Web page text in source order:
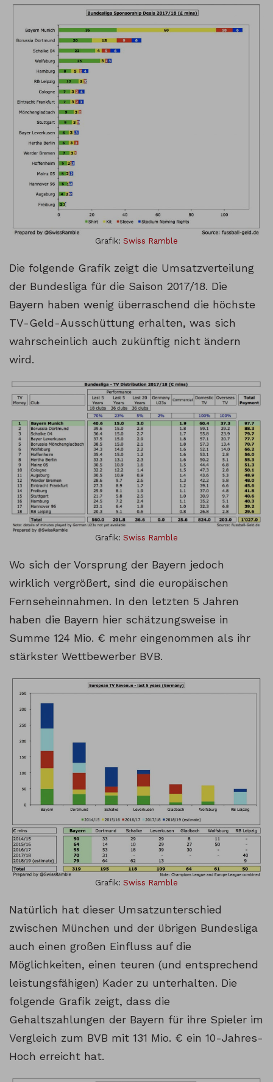
Grafik: Swiss Ramble
Die folgende Grafik zeigt die Umsatzverteilung
der Bundesliga für die Saison 2017/18. Die
Bayern haben wenig überraschend die höchste
TV-Geld-Ausschüttung erhalten, was sich
wahrscheinlich auch zukünftig nicht ändern
wird.
Grafik: Swiss Ramble
Wo sich der Vorsprung der Bayern jedoch
wirklich vergrößert, sind die europäischen
Fernseheinnahmen. In den letzten 5 Jahren
haben die Bayern hier schätzungsweise in
Summe 124 Mio. € mehr eingenommen als ihr
stärkster Wettbewerber BVB.
Grafik: Swiss Ramble
Natürlich hat dieser Umsatzunterschied
zwischen München und der übrigen Bundesliga
auch einen großen Einfluss auf die
Möglichkeiten, einen teuren (und entsprechend
leistungsfähigen) Kader zu unterhalten. Die
folgende Grafik zeigt, dass die
Gehaltszahlungen der Bayern für ihre Spieler im
Vergleich zum BVB mit 131 Mio. € ein 10-Jahres-
Hoch erreicht hat.